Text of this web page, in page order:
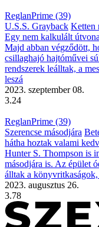
ReglanPrime (39)
U.S.S. Grayback Ketten
Egy nem kalkulált
Majd abban végződött,
csillaghajó hajtóművei
rendszerek leálltak, a
leszá
2023. szeptember 08.
3.24
ReglanPrime (39)
Szerencse másodjára
hátha hoztak valami
Hunter S. Thompson is
másodjára is. Az épület
álltak a
2023. augusztus 26.
3.78